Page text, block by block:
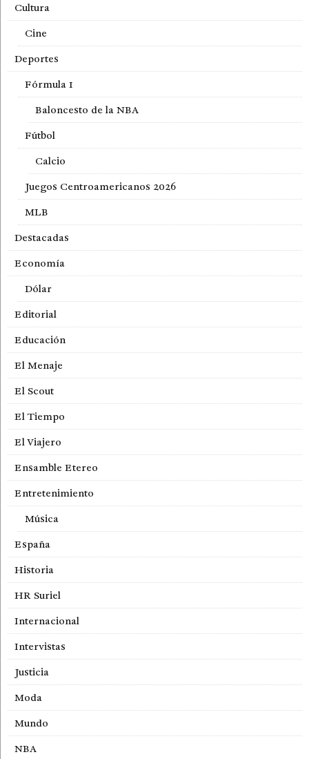
Cultura
Cine
Deportes
Fórmula 1
Baloncesto de la NBA
Fútbol
Calcio
Juegos Centroamericanos 2026
MLB
Destacadas
Economía
Dólar
Editorial
Educación
El Menaje
El Scout
El Tiempo
El Viajero
Ensamble Etereo
Entretenimiento
Música
España
Historia
HR Suriel
Internacional
Intervistas
Justicia
Moda
Mundo
NBA